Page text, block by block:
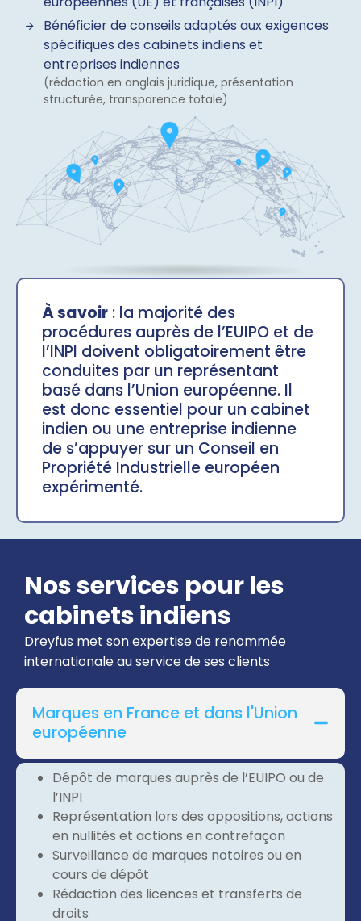
Bénéficier de conseils adaptés aux exigences
spécifiques des cabinets indiens et
entreprises indiennes
(rédaction en anglais juridique, présentation
structurée, transparence totale)
À savoir : la majorité des
procédures auprès de l’EUIPO et de
l’INPI doivent obligatoirement être
conduites par un représentant
basé dans l’Union européenne. Il
est donc essentiel pour un cabinet
indien ou une entreprise indienne
de s’appuyer sur un Conseil en
Propriété Industrielle européen
expérimenté.
Nos services pour les
cabinets indiens
Dreyfus met son expertise de renommée
internationale au service de ses clients
Marques en France et dans l'Union
européenne
Dépôt de marques auprès de l’EUIPO ou de
l’INPI
Représentation lors des oppositions, actions
en nullités et actions en contrefaçon
Surveillance de marques notoires ou en
cours de dépôt
Rédaction des licences et transferts de
droits